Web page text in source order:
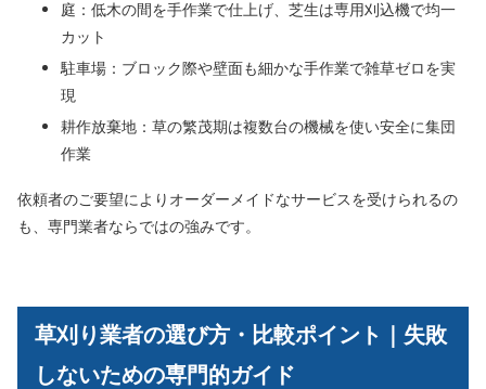
庭：低木の間を手作業で仕上げ、芝生は専用刈込機で均一
カット
駐車場：ブロック際や壁面も細かな手作業で雑草ゼロを実
現
耕作放棄地：草の繁茂期は複数台の機械を使い安全に集団
作業
依頼者のご要望によりオーダーメイドなサービスを受けられるの
も、専門業者ならではの強みです。
草刈り業者の選び方・比較ポイント｜失敗
しないための専門的ガイド